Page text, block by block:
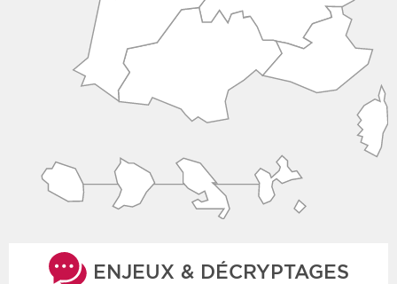
ENJEUX & DÉCRYPTAGES